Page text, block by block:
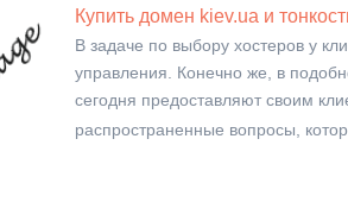
Купить домен kiev.ua и
В задаче по выбору хостеров у
управления. Конечно же, в
сегодня предоставляют своим
распространенные вопросы,